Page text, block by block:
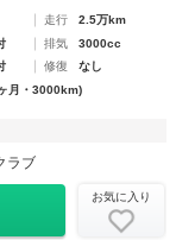
走行
2.5万km
排気
3000cc
修復
なし
月・3000km)
ラブ
お気に入り